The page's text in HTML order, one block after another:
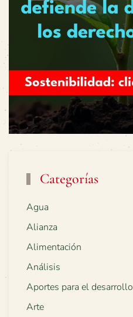
Categorías
Agua
Alianza
Alimentación
Análisis
Aportes para el desarrollo
Arte